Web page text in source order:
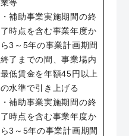
業等
・補助事業実施期間の終
了時点を含む事業年度か
ら3～5年の事業計画期間
終了までの間、事業場内
最低賃金を年額45円以上
の水準で引き上げる
・補助事業実施期間の終
了時点を含む事業年度か
ら3～5年の事業計画期間